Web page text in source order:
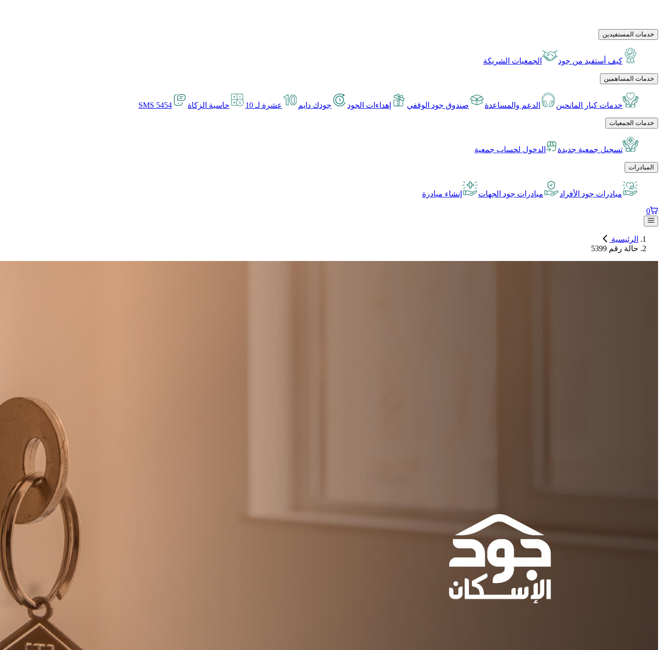
خدمات المستفيدين
كيف أستفيد من جود الجمعيات الشريكة
خدمات المساهمين
خدمات كبار المانحين الدعم والمساعدة صندوق جود الوقفي إهداءات الجود جودك دايم عشرة لـ 10 حاسبة الزكاة SMS 5454
خدمات الجمعيات
تسجيل جمعية جديدة الدخول لحساب جمعية
المبادرات
مبادرات جود الأفراد مبادرات جود الجهات إنشاء مبادرة
0
الرئيسية
حالة رقم 5399